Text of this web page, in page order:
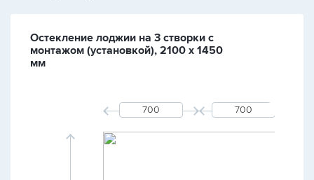
Остекление лоджии на 3 створки с
монтажом (установкой), 2100 х 1450
мм